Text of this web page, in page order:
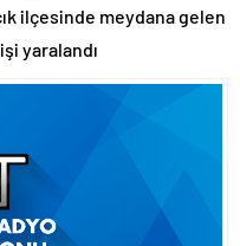
ilçesinde meydana gelen
yaralandı